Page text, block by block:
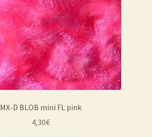
MX-D BLOB mini FL pink
4,30€